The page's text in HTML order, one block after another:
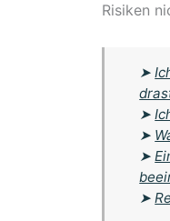
Risiken
➤
➤
➤
➤
➤